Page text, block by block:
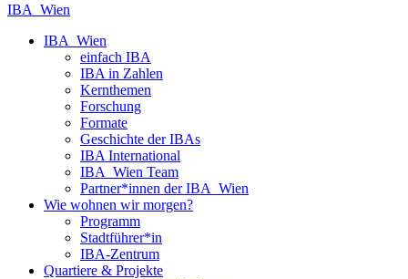
IBA_Wien
IBA_Wien
einfach IBA
IBA in Zahlen
Kernthemen
Forschung
Formate
Geschichte der IBAs
IBA International
IBA_Wien Team
Partner*innen der IBA_Wien
Wie wohnen wir morgen?
Programm
Stadtführer*in
IBA-Zentrum
Quartiere & Projekte